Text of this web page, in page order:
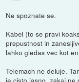
Ne spoznate se.
Kabel (to se pravi
prepustnost in
lahko gledas vec kot
Telemach ne deluje.
je cisto jasno, zakaj ne